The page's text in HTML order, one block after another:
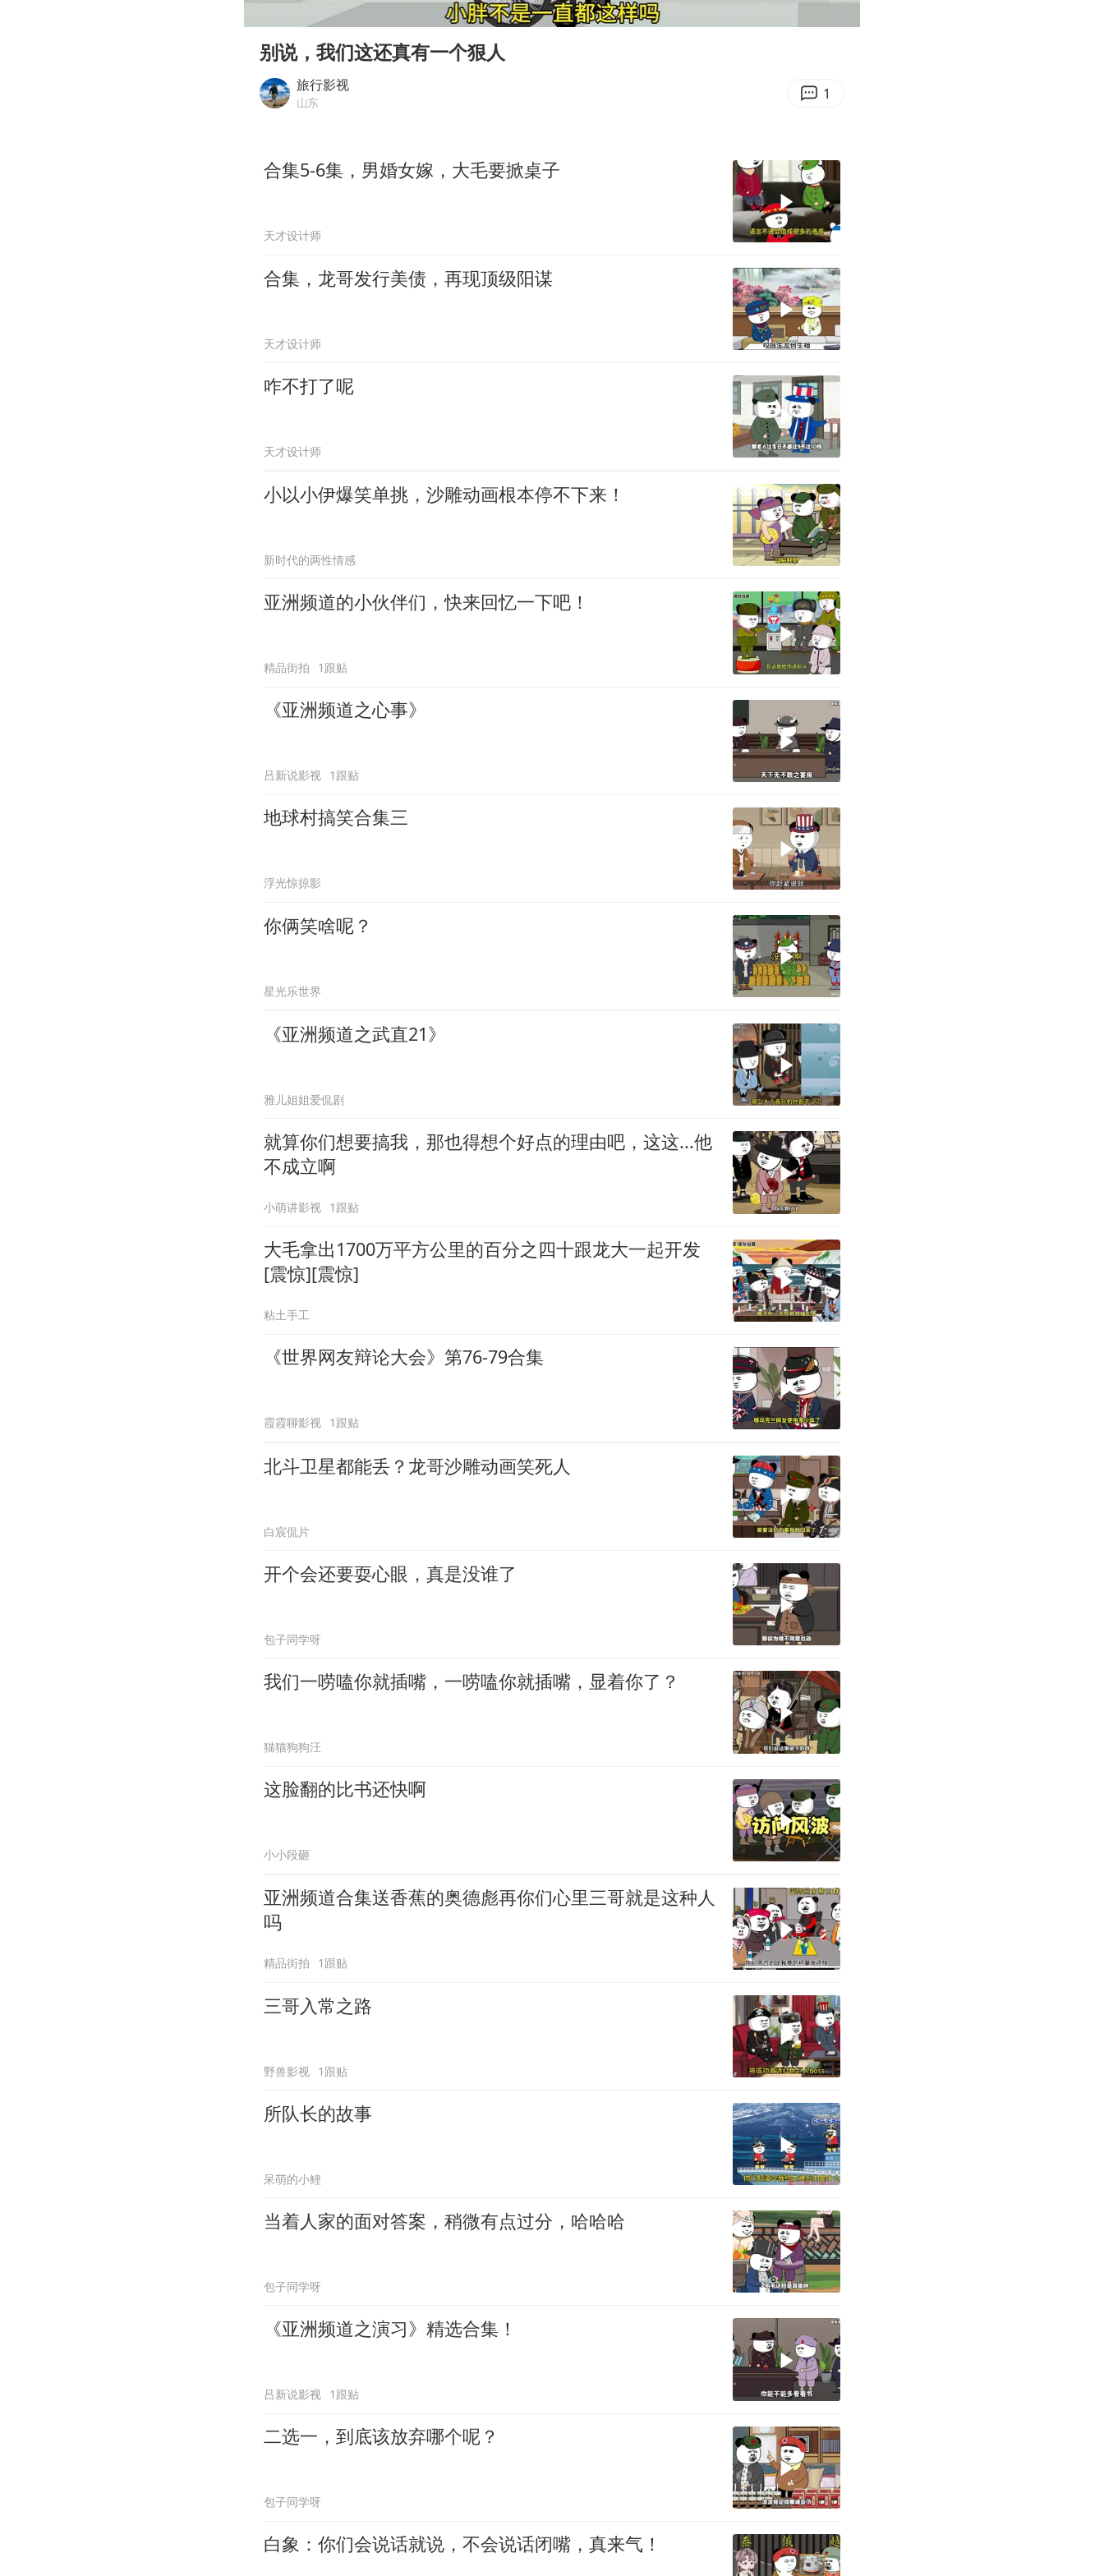
“今天得有40℃了吧 为啥还不预警”
“新疆阿勒泰八月能滑雪”不实
胡彦斌获《歌手2026》歌王
00:00
别说，我们这还真有一个狠人
旅行影视
山东 1
合集5-6集，男婚女嫁，大毛要掀桌子
天才设计师
合集，龙哥发行美债，再现顶级阳谋
天才设计师
咋不打了呢
天才设计师
小以小伊爆笑单挑，沙雕动画根本停不下来！
新时代的两性情感
亚洲频道的小伙伴们，快来回忆一下吧！
精品街拍 1跟贴
《亚洲频道之心事》
吕新说影视 1跟贴
地球村搞笑合集三
浮光惊掠影
你俩笑啥呢？
星光乐世界
《亚洲频道之武直21》
雅儿姐姐爱侃剧
就算你们想要搞我，那也得想个好点的理由吧，这这...他
不成立啊
小萌讲影视 1跟贴
大毛拿出1700万平方公里的百分之四十跟龙大一起开发
[震惊][震惊]
粘土手工
《世界网友辩论大会》第76-79合集
霞霞聊影视 1跟贴
北斗卫星都能丢？龙哥沙雕动画笑死人
白宸侃片
开个会还要耍心眼，真是没谁了
包子同学呀
我们一唠嗑你就插嘴，一唠嗑你就插嘴，显着你了？
猫猫狗狗汪
这脸翻的比书还快啊
小小段砸
亚洲频道合集送香蕉的奥德彪再你们心里三哥就是这种人
吗
精品街拍 1跟贴
三哥入常之路
野兽影视 1跟贴
所队长的故事
呆萌的小鲤
当着人家的面对答案，稍微有点过分，哈哈哈
包子同学呀
《亚洲频道之演习》精选合集！
吕新说影视 1跟贴
二选一，到底该放弃哪个呢？
包子同学呀
白象：你们会说话就说，不会说话闭嘴，真来气！